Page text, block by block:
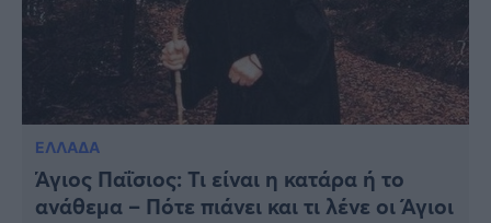
ΕΛΛΑΔΑ
Άγιος Παΐσιος: Τι είναι η κατάρα ή το
ανάθεμα – Πότε πιάνει και τι λένε οι Άγιοι